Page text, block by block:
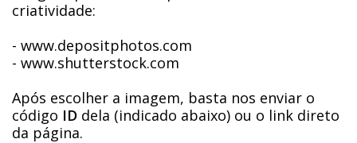
criatividade:
- www.depositphotos.com
- www.shutterstock.com
Após escolher a imagem, basta nos enviar o
código ID dela (indicado abaixo) ou o link direto
da página.